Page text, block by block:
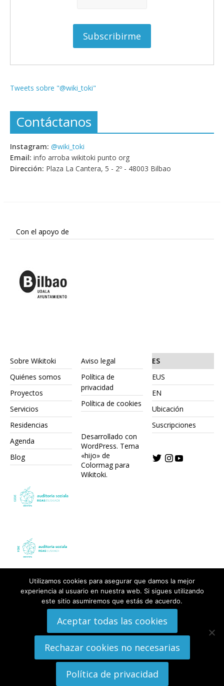
Tweets sobre "@wiki_toki"
Contáctanos
Instagram: @wiki_toki
Email: info arroba wikitoki punto org
Dirección: Plaza La Cantera, 5 - 2º - 48003 Bilbao
Con el apoyo de
Sobre Wikitoki
Quiénes somos
Proyectos
Servicios
Residencias
Agenda
Blog
Aviso legal
Política de
privacidad
Política de cookies
Desarrollado con
WordPress. Tema
«hijo» de
Colormag para
Wikitoki.
ES
EUS
EN
Ubicación
Suscripciones
Utilizamos cookies para asegurar que damos la mejor
experiencia al usuario en nuestra web. Si sigues utilizando
este sitio asumiremos que estás de acuerdo.
Aceptar todas las cookies
Rechazar cookies no necesarias
Política de privacidad